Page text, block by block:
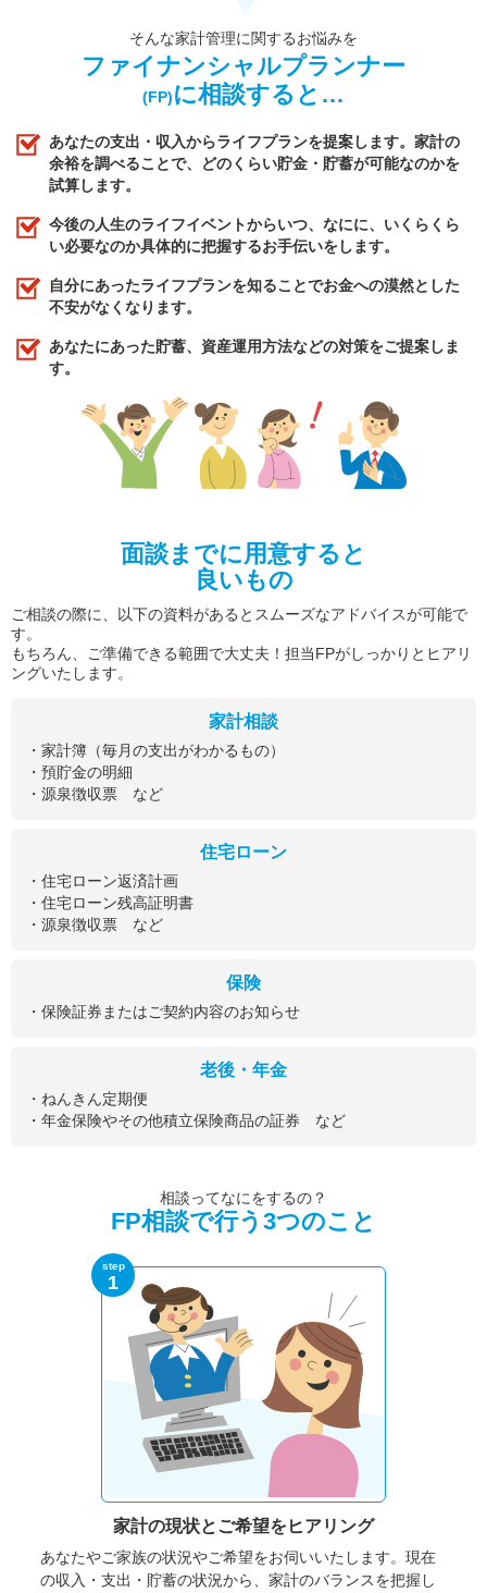
そんな家計管理に関するお悩みを
ファイナンシャルプランナー
(FP)に相談すると…
あなたの支出・収入からライフプランを提案します。家計の
余裕を調べることで、どのくらい貯金・貯蓄が可能なのかを
試算します。
今後の人生のライフイベントからいつ、なにに、いくらくら
い必要なのか具体的に把握するお手伝いをします。
自分にあったライフプランを知ることでお金への漠然とした
不安がなくなります。
あなたにあった貯蓄、資産運用方法などの対策をご提案しま
す。
面談までに用意すると
良いもの
ご相談の際に、以下の資料があるとスムーズなアドバイスが可能で
す。
もちろん、ご準備できる範囲で大丈夫！担当FPがしっかりとヒアリ
ングいたします。
家計相談
・家計簿（毎月の支出がわかるもの）
・預貯金の明細
・源泉徴収票 など
住宅ローン
・住宅ローン返済計画
・住宅ローン残高証明書
・源泉徴収票 など
保険
・保険証券またはご契約内容のお知らせ
老後・年金
・ねんきん定期便
・年金保険やその他積立保険商品の証券 など
相談ってなにをするの？
FP相談で行う3つのこと
step
1
家計の現状と ご希望をヒアリング
あなたやご家族の状況やご希望をお伺いいたします。 現在
の収入・支出・貯蓄の状況から、家計のバランスを把握し